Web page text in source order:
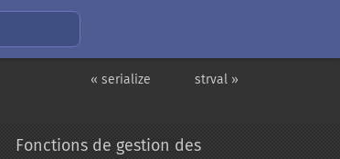
strval »
« serialize
Fonctions de gestion des